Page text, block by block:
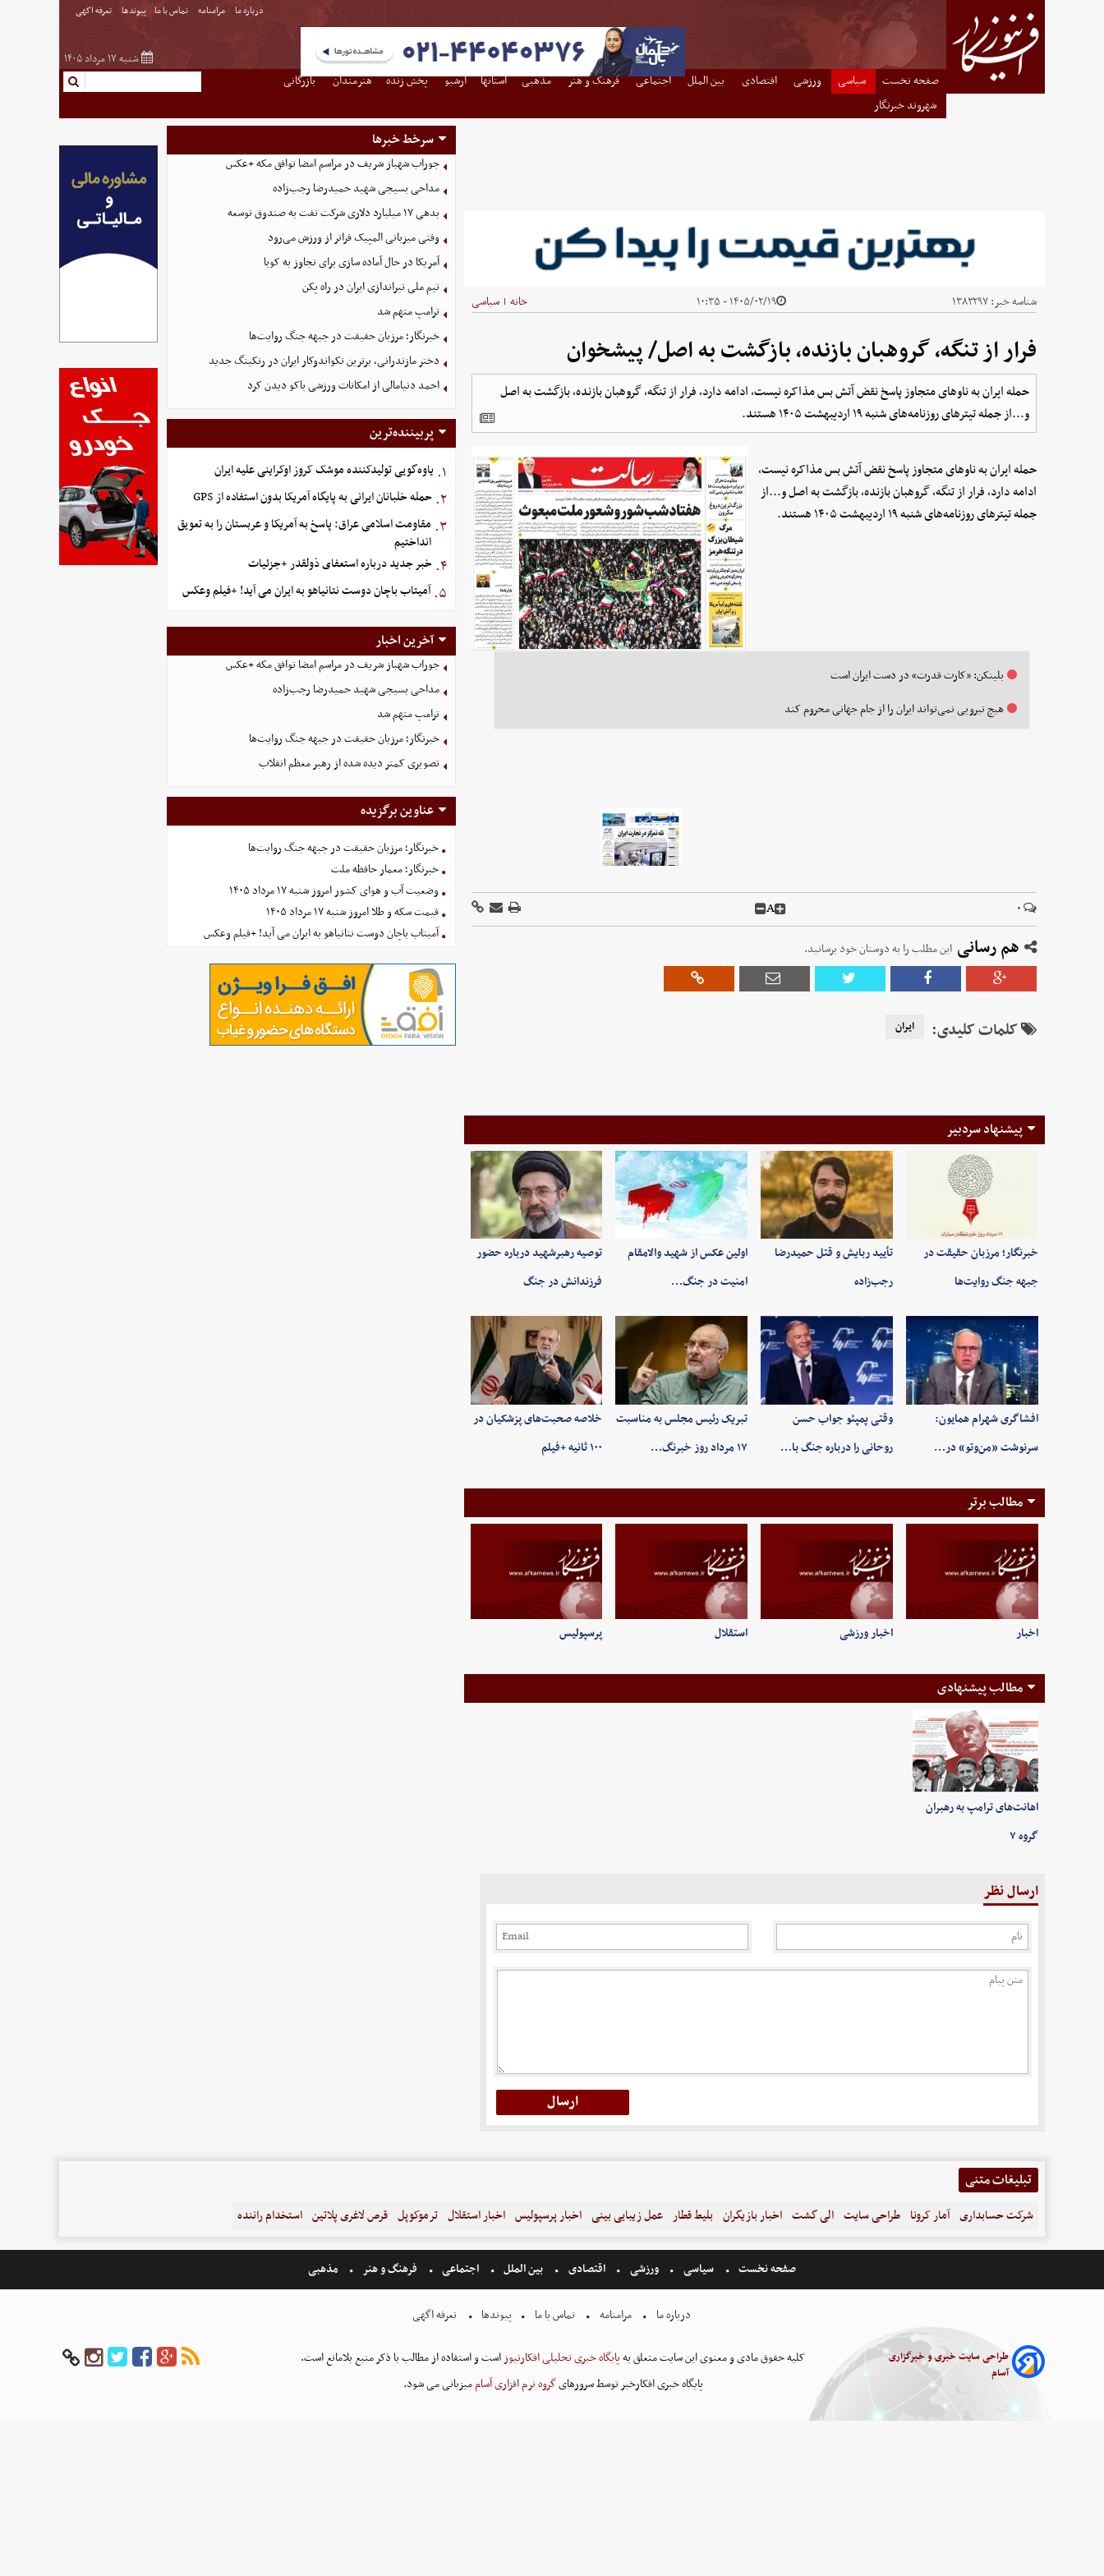
درباره ما مرامنامه تماس با ما پیوندها تعرفه اگهی
شنبه ۱۷ مرداد ۱۴۰۵
صفحه نخست سیاسی ورزشی اقتصادی بین الملل اجتماعی فرهنگ و هنر مذهبی استانها آرشیو پخش زنده هنرمندان
بازرگانی
شهروند خبرنگار
شناسه خبر:۱۳۸۳۲۹۷ ۱۴۰۵/۰۲/۱۹ - ۱۰:۳۵ خانه | سیاسی
فرار از تنگه، گروهبان بازنده، بازگشت به اصل/ پیشخوان
حمله ایران به ناوهای متجاوز پاسخ نقض آتش بس مذاکره نیست، ادامه دارد، فرار از تنگه، گروهبان بازنده، بازگشت به اصل
و...از جمله تیترهای روزنامه‌های شنبه ۱۹ اردیبهشت ۱۴۰۵ هستند.
حمله ایران به ناوهای متجاوز پاسخ نقض آتش بس مذاکره نیست،
ادامه دارد، فرار از تنگه، گروهبان بازنده، بازگشت به اصل و...از
جمله تیترهای روزنامه‌های شنبه ۱۹ اردیبهشت ۱۴۰۵ هستند.
بلینکن: «کارت قدرت» در دست ایران است
هیچ نیرویی نمی‌تواند ایران را از جام جهانی محروم کند
۰ A
هم رسانی این مطلب را به دوستان خود برسانید.
کلمات کلیدی: ایران
پیشنهاد سردبیر
خبرنگار؛ مرزبان حقیقت در
جبهه جنگ روایت‌ها
تأیید ربایش و قتل حمیدرضا
رجب‌زاده
اولین عکس از شهید والامقام
امنیت در جنگ…
توصیه رهبرشهید درباره حضور
فرزندانش در جنگ
افشاگری شهرام همایون:
سرنوشت «من‌وتو» در…
وقتی پمپئو جواب حسن
روحانی را درباره جنگ با…
تبریک رئیس مجلس به مناسبت
۱۷ مرداد روز خبرنگ…
خلاصه صحبت‌های پزشکیان در
۱۰۰ ثانیه +فیلم
مطالب برتر
اخبار اخبار ورزشی استقلال پرسپولیس
مطالب پیشنهادی
اهانت‌های ترامپ به رهبران
گروه ۷
ارسال نظر
سرخط خبرها
جوراب‌ شهباز شریف در مراسم امضا توافق‌ مکه +عکس
مداحی بسیجی شهید حمیدرضا رجب‌زاده
بدهی ١٧ میلیارد دلاری شرکت نفت به صندوق توسعه
وقتی میزبانی المپیک فراتر از ورزش می‌رود
آمریکا در حال آماده سازی برای تجاوز به کوبا
تیم ملی تیراندازی ایران در راه پکن
ترامپ متهم شد
خبرنگار؛ مرزبان حقیقت در جبهه جنگ روایت‌ها
دختر مازندرانی، برترین تکواندوکار ایران در رنکینگ جدید
احمد دنیامالی از امکانات ورزشی باکو دیدن کرد
پربیننده‌ترین
۱. یاوه‌گویی تولیدکننده موشک کروز اوکراینی علیه ایران
۲. حمله خلبانان ایرانی به پایگاه آمریکا بدون استفاده از GPS
۳. مقاومت اسلامی عراق: پاسخ به آمریکا و عربستان را به تعویق
انداختیم
۴. خبر جدید درباره استعفای ذولقدر +جزئیات
۵. آمیتاب باچان دوست نتانیاهو به ایران می آید! +فیلم وعکس
آخرین اخبار
جوراب‌ شهباز شریف در مراسم امضا توافق‌ مکه +عکس
مداحی بسیجی شهید حمیدرضا رجب‌زاده
ترامپ متهم شد
خبرنگار؛ مرزبان حقیقت در جبهه جنگ روایت‌ها
تصویری کمتر دیده شده از رهبر معظم انقلاب
عناوین برگزیده
خبرنگار؛ مرزبان حقیقت در جبهه جنگ روایت‌ها
خبرنگار؛ معمار حافظه ملت
وضعیت آب و هوای کشور امروز شنبه ۱۷ مرداد ۱۴۰۵
قیمت سکه و طلا امروز شنبه ۱۷ مرداد ۱۴۰۵
آمیتاب باچان دوست نتانیاهو به ایران می آید! +فیلم وعکس
تبلیغات متنی
شرکت حسابداری آمار کرونا طراحی سایت الی گشت اخبار بازیگران بلیط قطار عمل زیبایی بینی اخبار پرسپولیس اخبار استقلال ترموکوپل قرص لاغری پلاتین استخدام راننده
صفحه نخست سیاسی ورزشی اقتصادی بین الملل اجتماعی فرهنگ و هنر مذهبی
درباره ما مرامنامه تماس با ما پیوندها تعرفه اگهی
طراحی سایت خبری و خبرگزاری
آسام
کلیه حقوق مادی و معنوی این سایت متعلق بهپایگاه خبری تحلیلی افکارنیوزاست و استفاده از مطالب با ذکر منبع بلامانع است.
پایگاه خبری افکارخبر توسط سرورهایگروه نرم افزاری آساممیزبانی می شود.